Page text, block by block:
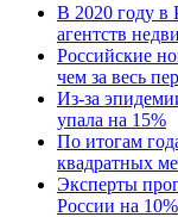
В 2020 году в
агентств
Российские
чем за весь
Из-за
упала на 15%
По итогам
квадратных
Эксперты
России на